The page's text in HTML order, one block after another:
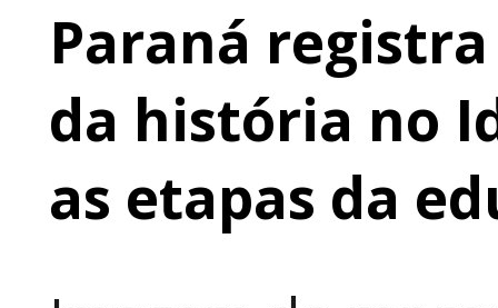
Paraná
da história no
as etapas da